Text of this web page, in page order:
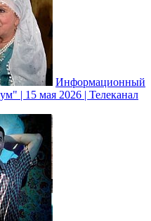
Информационный
| 15 мая 2026 | Телеканал